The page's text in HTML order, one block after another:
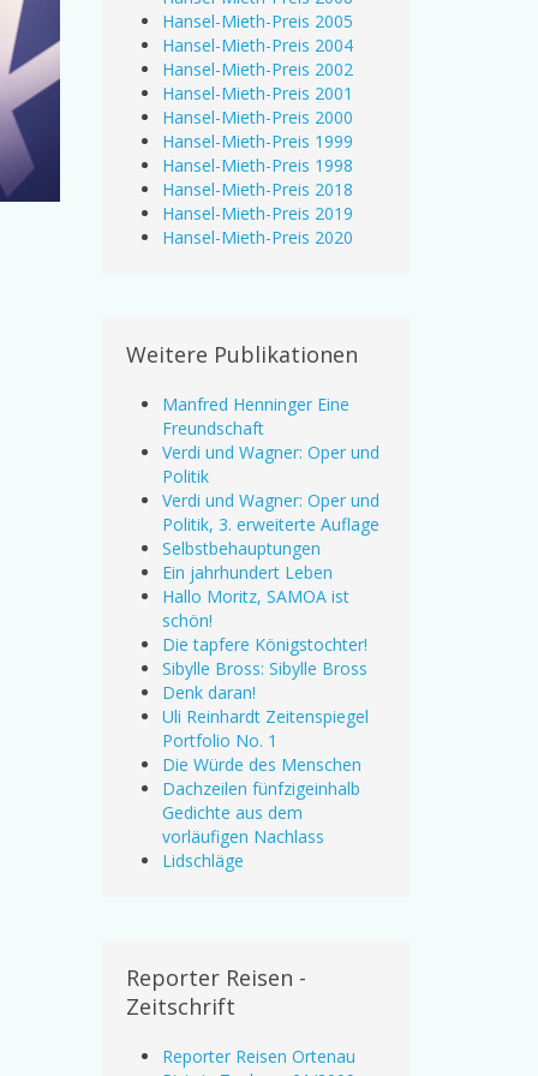
Hansel-Mieth-Preis 2005
Hansel-Mieth-Preis 2004
Hansel-Mieth-Preis 2002
Hansel-Mieth-Preis 2001
Hansel-Mieth-Preis 2000
Hansel-Mieth-Preis 1999
Hansel-Mieth-Preis 1998
Hansel-Mieth-Preis 2018
Hansel-Mieth-Preis 2019
Hansel-Mieth-Preis 2020
Weitere Publikationen
Manfred Henninger Eine
Freundschaft
Verdi und Wagner: Oper und
Politik
Verdi und Wagner: Oper und
Politik, 3. erweiterte Auflage
Selbstbehauptungen
Ein jahrhundert Leben
Hallo Moritz, SAMOA ist
schön!
Die tapfere Königstochter!
Sibylle Bross: Sibylle Bross
Denk daran!
Uli Reinhardt Zeitenspiegel
Portfolio No. 1
Die Würde des Menschen
Dachzeilen fünfzigeinhalb
Gedichte aus dem
vorläufigen Nachlass
Lidschläge
Reporter Reisen -
Zeitschrift
Reporter Reisen Ortenau